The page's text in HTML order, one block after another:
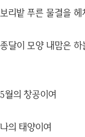
보리밭 푸른 물결을 헤
종달이 모양 내맘은
5월의 창공이여
나의 태양이여